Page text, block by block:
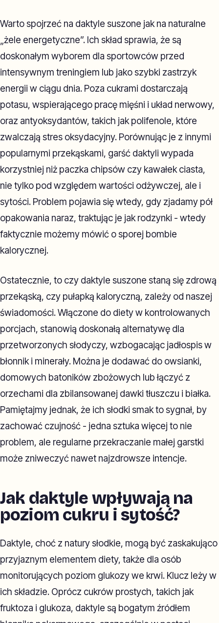
Warto spojrzeć na daktyle suszone jak na naturalne
„żele energetyczne”. Ich skład sprawia, że są
doskonałym wyborem dla sportowców przed
intensywnym treningiem lub jako szybki zastrzyk
energii w ciągu dnia. Poza cukrami dostarczają
potasu, wspierającego pracę mięśni i układ nerwowy,
oraz antyoksydantów, takich jak polifenole, które
zwalczają stres oksydacyjny. Porównując je z innymi
popularnymi przekąskami, garść daktyli wypada
korzystniej niż paczka chipsów czy kawałek ciasta,
nie tylko pod względem wartości odżywczej, ale i
sytości. Problem pojawia się wtedy, gdy zjadamy pół
opakowania naraz, traktując je jak rodzynki - wtedy
faktycznie możemy mówić o sporej bombie
kalorycznej.
Ostatecznie, to czy daktyle suszone staną się zdrową
przekąską, czy pułapką kaloryczną, zależy od naszej
świadomości. Włączone do diety w kontrolowanych
porcjach, stanowią doskonałą alternatywę dla
przetworzonych słodyczy, wzbogacając jadłospis w
błonnik i minerały. Można je dodawać do owsianki,
domowych batoników zbożowych lub łączyć z
orzechami dla zbilansowanej dawki tłuszczu i białka.
Pamiętajmy jednak, że ich słodki smak to sygnał, by
zachować czujność - jedna sztuka więcej to nie
problem, ale regularne przekraczanie małej garstki
może zniweczyć nawet najzdrowsze intencje.
Jak daktyle wpływają na
poziom cukru i sytość?
Daktyle, choć z natury słodkie, mogą być zaskakująco
przyjaznym elementem diety, także dla osób
monitorujących poziom glukozy we krwi. Klucz leży w
ich składzie. Oprócz cukrów prostych, takich jak
fruktoza i glukoza, daktyle są bogatym źródłem